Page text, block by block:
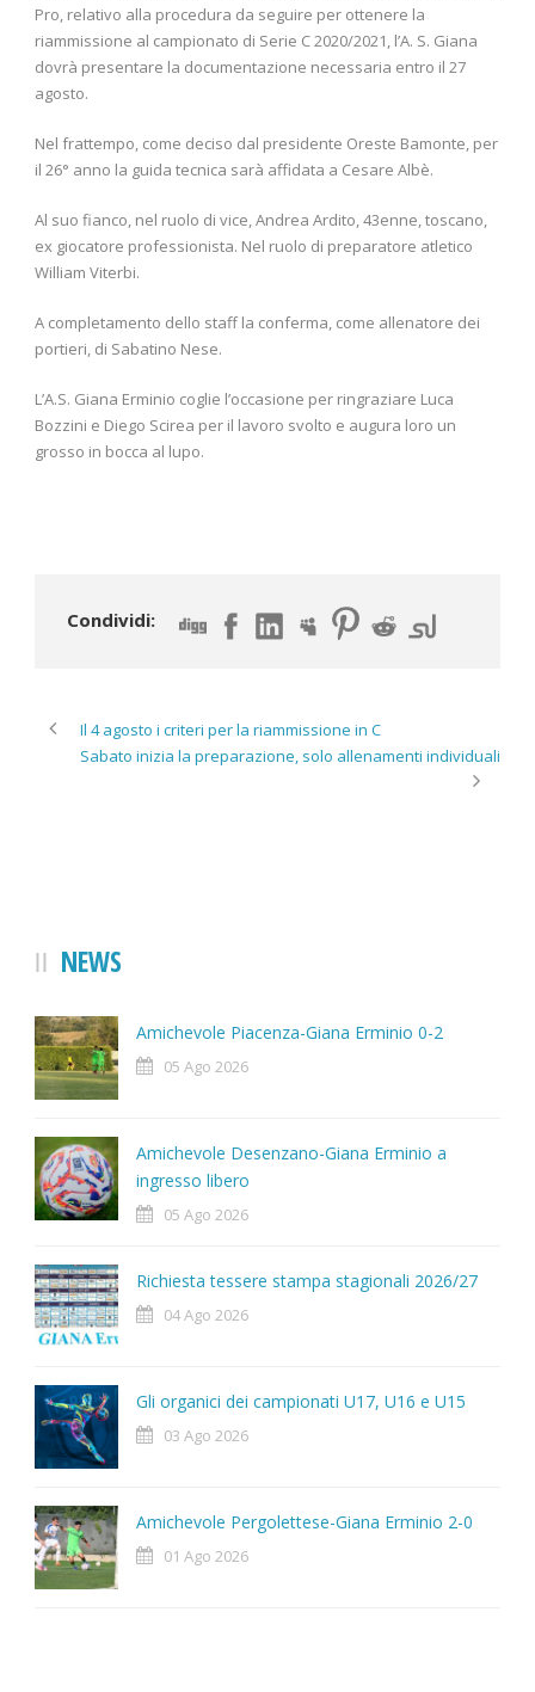
Pro, relativo alla procedura da seguire per ottenere la
riammissione al campionato di Serie C 2020/2021, l’A. S. Giana
dovrà presentare la documentazione necessaria entro il 27
agosto.
Nel frattempo, come deciso dal presidente Oreste Bamonte, per
il 26° anno la guida tecnica sarà affidata a Cesare Albè.
Al suo fianco, nel ruolo di vice, Andrea Ardito, 43enne, toscano,
ex giocatore professionista. Nel ruolo di preparatore atletico
William Viterbi.
A completamento dello staff la conferma, come allenatore dei
portieri, di Sabatino Nese.
L’A.S. Giana Erminio coglie l’occasione per ringraziare Luca
Bozzini e Diego Scirea per il lavoro svolto e augura loro un
grosso in bocca al lupo.
Condividi:
Il 4 agosto i criteri per la riammissione in C
Sabato inizia la preparazione, solo allenamenti individuali
NEWS
Amichevole Piacenza-Giana Erminio 0-2
05 Ago 2026
Amichevole Desenzano-Giana Erminio a
ingresso libero
05 Ago 2026
Richiesta tessere stampa stagionali 2026/27
04 Ago 2026
Gli organici dei campionati U17, U16 e U15
03 Ago 2026
Amichevole Pergolettese-Giana Erminio 2-0
01 Ago 2026